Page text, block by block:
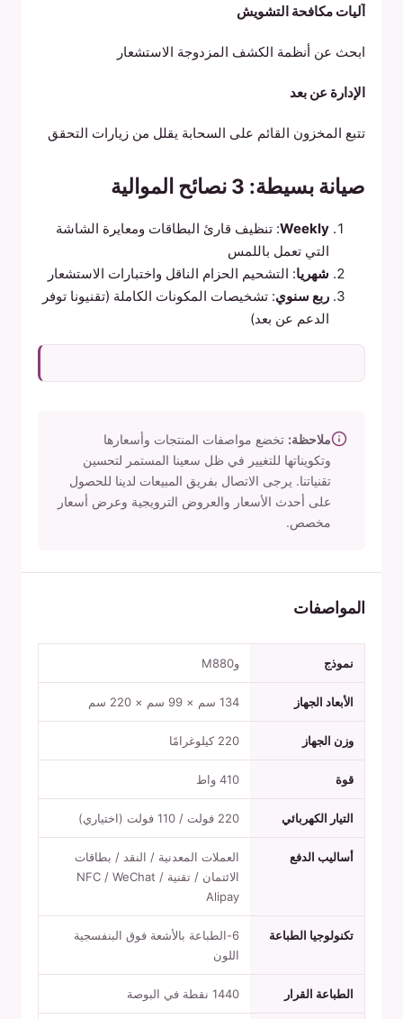
آليات مكافحة التشويش
ابحث عن أنظمة الكشف المزدوجة الاستشعار
الإدارة عن بعد
تتبع المخزون القائم على السحابة يقلل من زيارات التحقق
صيانة بسيطة: 3 نصائح الموالية
Weekly: تنظيف قارئ البطاقات ومعايرة الشاشة
التي تعمل باللمس
شهريا: التشحيم الحزام الناقل واختبارات الاستشعار
ربع سنوي: تشخيصات المكونات الكاملة (تقنيونا توفر
الدعم عن بعد)
ملاحظة: تخضع مواصفات المنتجات وأسعارها
وتكويناتها للتغيير في ظل سعينا المستمر لتحسين
تقنياتنا. يرجى الاتصال بفريق المبيعات لدينا للحصول
على أحدث الأسعار والعروض الترويجية وعرض أسعار
مخصص.
المواصفات
نموذج وM880
الأبعاد الجهاز 134 سم × 99 سم × 220 سم
وزن الجهاز 220 كيلوغرامًا
قوة 410 واط
التيار الكهربائي 220 فولت / 110 فولت (اختياري)
أساليب الدفع
العملات المعدنية / النقد / بطاقات
الائتمان / تقنية NFC / WeChat /
Alipay
تكنولوجيا الطباعة
6-الطباعة بالأشعة فوق البنفسجية
اللون
الطباعة القرار 1440 نقطة في البوصة